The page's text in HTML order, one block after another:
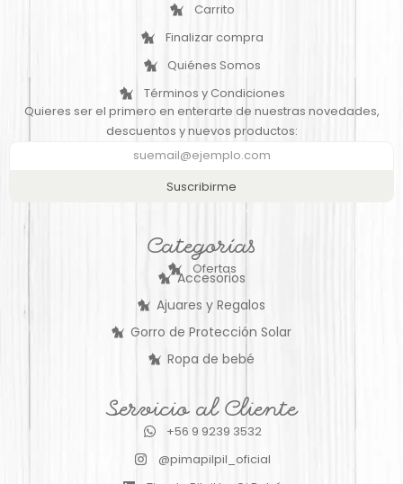
Carrito
Finalizar compra
Quiénes Somos
Términos y Condiciones
Quieres ser el primero en enterarte de nuestras novedades,
descuentos y nuevos productos:
Suscribirme
Categorías
Ofertas
Accesorios
Ajuares y Regalos
Gorro de Protección Solar
Ropa de bebé
Servicio al Cliente
+56 9 9239 3532
@pimapilpil_oficial